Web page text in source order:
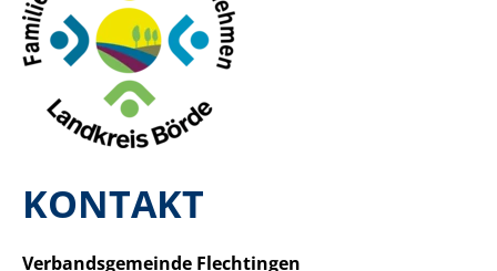
KONTAKT
Verbandsgemeinde Flechtingen